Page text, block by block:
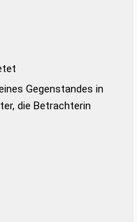
Gegenstandes in
die Betrachterin